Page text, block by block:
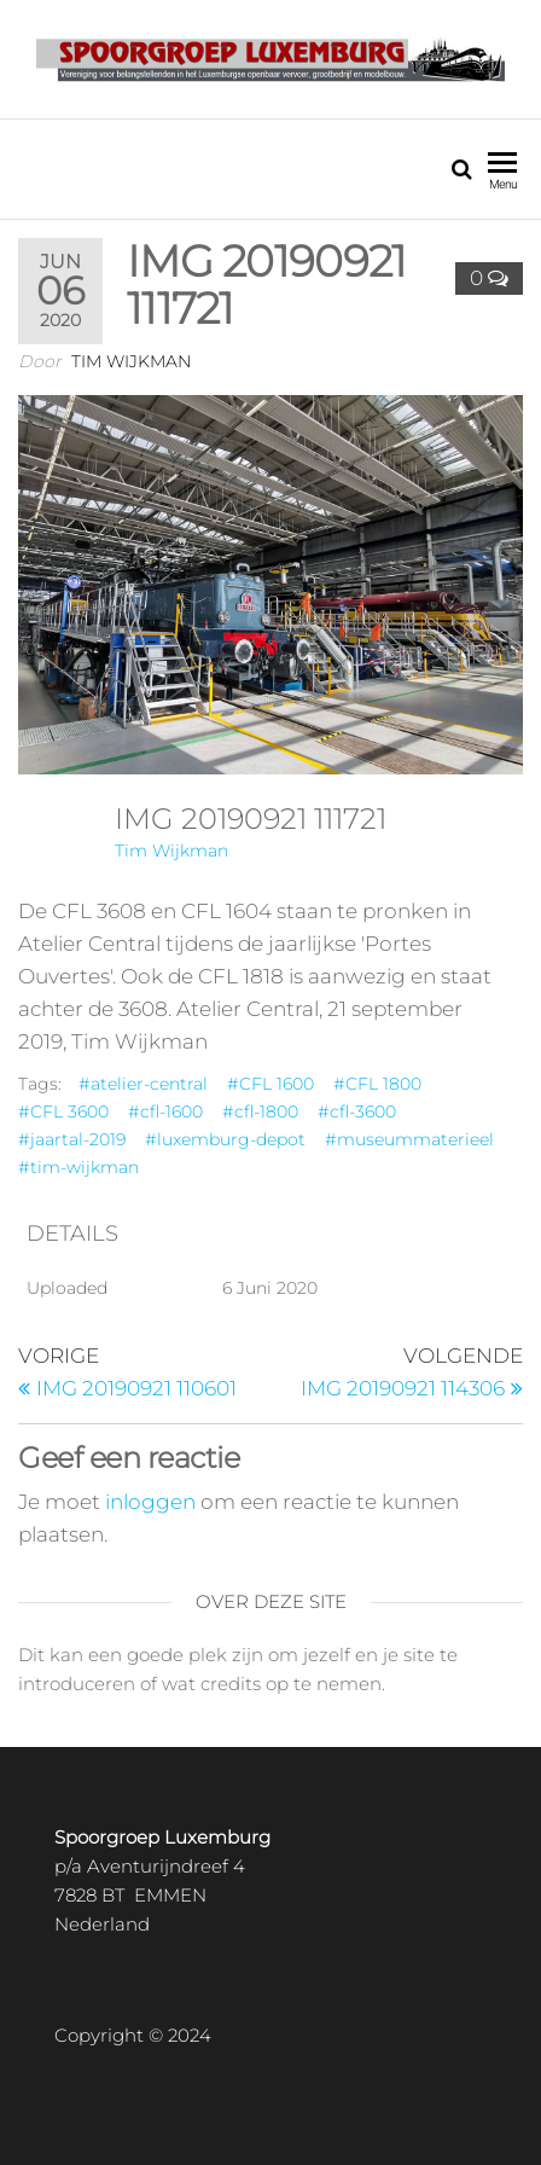
Menu
JUN
06
2020
0
IMG 20190921
111721
Door TIM WIJKMAN
IMG 20190921 111721
Tim Wijkman
De CFL 3608 en CFL 1604 staan te pronken in
Atelier Central tijdens de jaarlijkse 'Portes
Ouvertes'. Ook de CFL 1818 is aanwezig en staat
achter de 3608. Atelier Central, 21 september
2019, Tim Wijkman
Tags: #atelier-central #CFL 1600
#CFL 1800
#CFL 3600
#cfl-1600 #cfl-1800
#cfl-3600
#jaartal-2019
#luxemburg-depot
#museummaterieel
#tim-wijkman
DETAILS
Uploaded 6 Juni 2020
VORIGE
IMG 20190921 110601
VOLGENDE
IMG 20190921 114306
Geef een reactie
Je moet inloggen om een reactie te kunnen
plaatsen.
OVER DEZE SITE
Dit kan een goede plek zijn om jezelf en je site te
introduceren of wat credits op te nemen.
Spoorgroep Luxemburg
p/a Aventurijndreef 4
7828 BT EMMEN
Nederland
Copyright © 2024